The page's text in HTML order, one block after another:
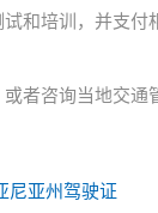
和培训，并支付
者咨询当地交通
尼亚州驾驶证